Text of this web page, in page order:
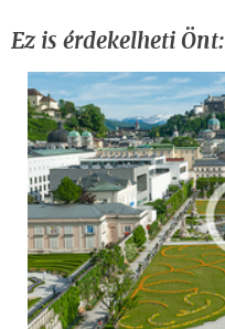
Ez is érdekelheti Önt: